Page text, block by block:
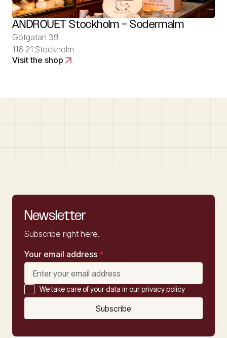
ANDROUET Stockholm – Sodermalm
Götgatan 39
116 21 Stockholm
Visit the shop
Newsletter
Subscribe right here.
Your email address *
We take care of your data in our privacy policy
Subscribe